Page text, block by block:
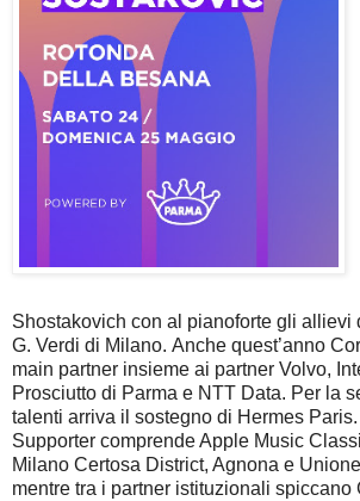
Shostakovich con al pianoforte gli allievi
G. Verdi di Milano. Anche quest’anno
main partner insieme ai partner Volvo,
Prosciutto di Parma e NTT Data. Per la
talenti arriva il sostegno di Hermes
Supporter comprende Apple Music
Milano Certosa District, Agnona e
mentre tra i partner istituzionali spiccano